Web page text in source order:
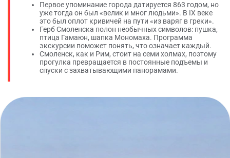
Первое упоминание города датируется 863 годом, но
уже тогда он был «велик и мног людьми». В IX веке
это был оплот кривичей на пути «из варяг в греки».
Герб Смоленска полон необычных символов: пушка,
птица Гамаюн, шапка Мономаха. Программа
экскурсии поможет понять, что означает каждый.
Смоленск, как и Рим, стоит на семи холмах, поэтому
прогулка превращается в постоянные подъемы и
спуски с захватывающими панорамами.